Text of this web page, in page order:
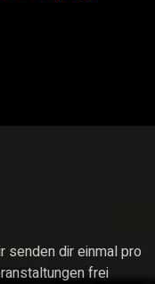
senden dir einmal pro
frei